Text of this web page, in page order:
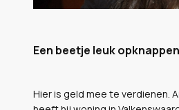
Een beetje leuk
Hier is geld mee te verdienen.